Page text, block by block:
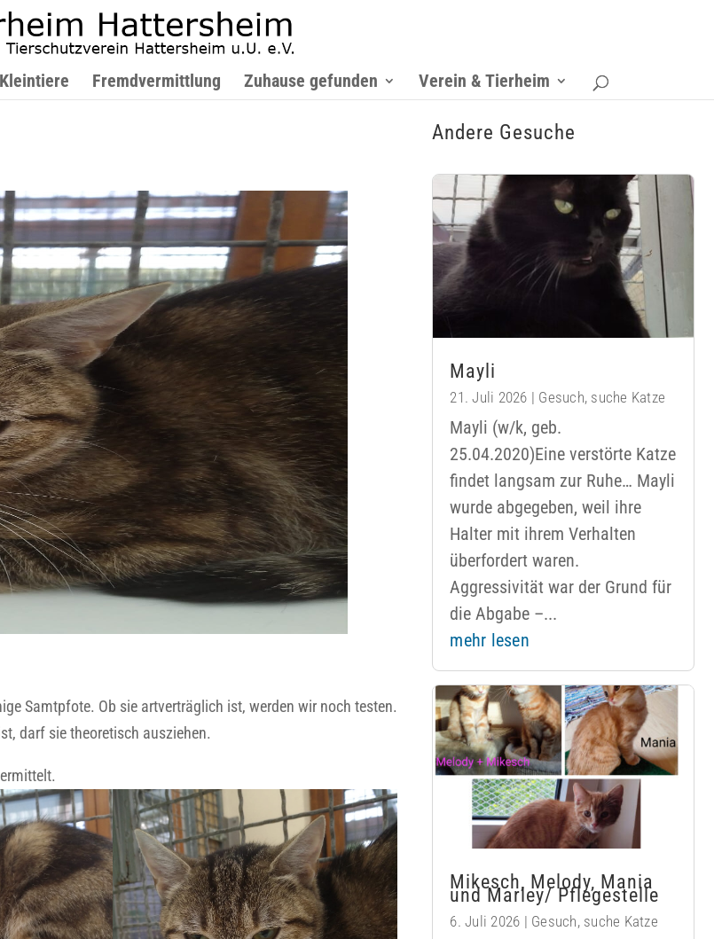
Fremdvermittlung Zuhause gefunden Verein & Tierheim
Samtpfote. Ob sie artverträglich ist, werden wir noch testen.
darf sie theoretisch ausziehen.
Andere Gesuche
Mayli
21. Juli 2026 | Gesuch, suche Katze
Mayli (w/k, geb.
25.04.2020)Eine verstörte Katze
findet langsam zur Ruhe… Mayli
wurde abgegeben, weil ihre
Halter mit ihrem Verhalten
überfordert waren.
Aggressivität war der Grund für
die Abgabe –...
mehr lesen
Mikesch, Melody, Mania
und Marley/ Pflegestelle
6. Juli 2026 | Gesuch, suche Katze